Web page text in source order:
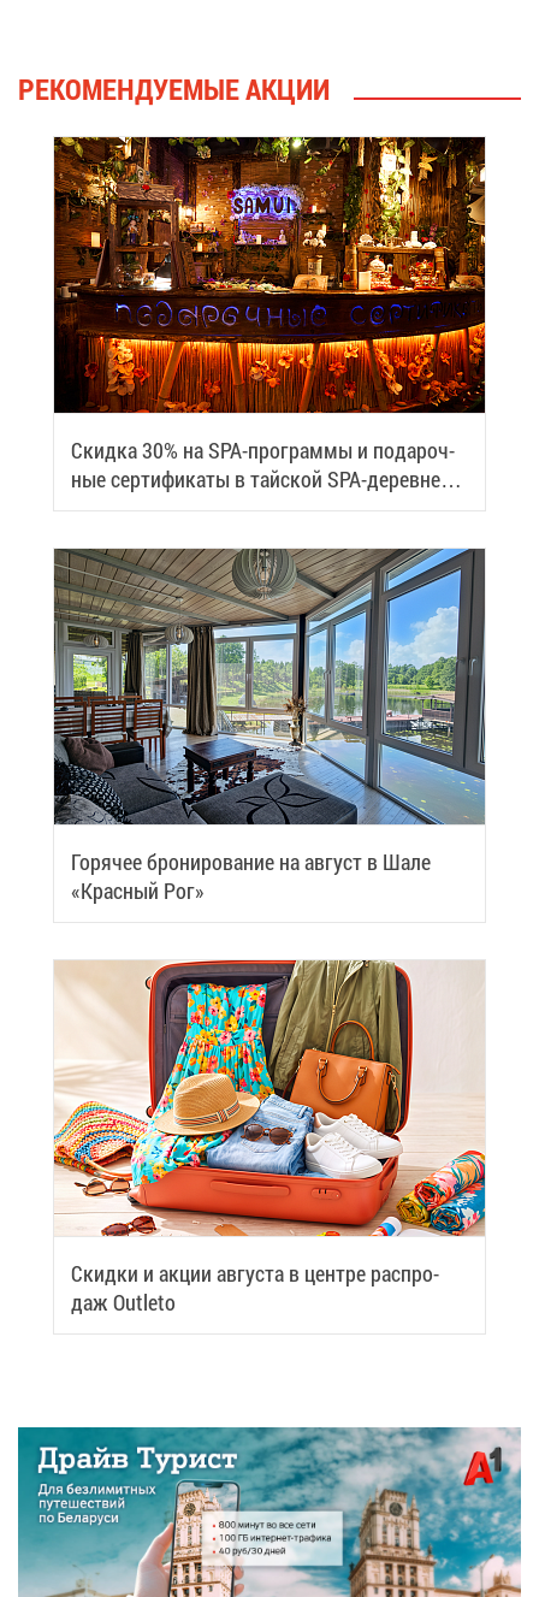
РЕ­КО­МЕН­ДУ­Е­МЫЕ АК­ЦИИ
Скид­ка 30% на SPA-про­грам­мы и по­да­роч­
ные сер­ти­фи­ка­ты в тай­ской SPA-де­ревне
Samui
Го­ря­чее бро­ни­ро­ва­ние на ав­густ в Ша­ле
«Крас­ный Рог»
Скид­ки и ак­ции ав­гу­ста в цен­тре рас­про­
даж Outleto